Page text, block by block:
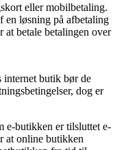
eller mobilbetaling.
en løsning på afbetaling
betale betalingen over
internet butik bør de
dog er
e-butikken er tilsluttet e-
at online butikken